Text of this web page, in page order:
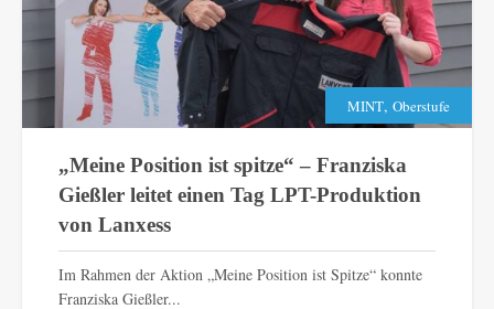
MINT, Oberstufe
„Meine Position ist spitze“ – Franziska
Gießler leitet einen Tag LPT-Produktion
von Lanxess
Im Rahmen der Aktion „Meine Position ist Spitze“ konnte
Franziska Gießler...